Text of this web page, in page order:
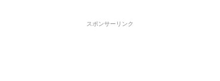
スポンサーリンク